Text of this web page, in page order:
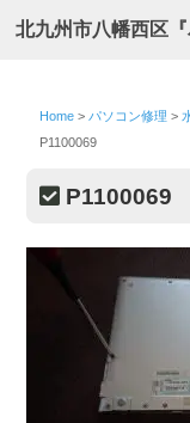
北九州市八幡西区
Home > パソコン修理 >
P1100069
P1100069